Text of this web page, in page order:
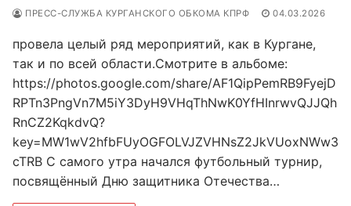
ПРЕСС-СЛУЖБА КУРГАНСКОГО ОБКОМА КПРФ 04.03.2026
провела целый ряд мероприятий, как в Кургане,
так и по всей области.Смотрите в альбоме:
https://photos.google.com/share/AF1QipPemRB9FyejD
RPTn3PngVn7M5iY3DyH9VHqThNwK0YfHInrwvQJJQh
RnCZ2KqkdvQ?
key=MW1wV2hfbFUyOGFOLVJZVHNsZ2JkVUoxNWw3
cTRB С самого утра начался футбольный турнир,
посвящённый Дню защитника Отечества…